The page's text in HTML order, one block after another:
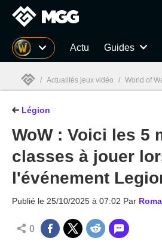
MGG Actu Guides
MGG
/ Actualités jeux vidéo / World of
Légion
WoW : Voici les 5
classes à jouer
l'événement
Publié le 25/10/2025 à 07:02 Par
0